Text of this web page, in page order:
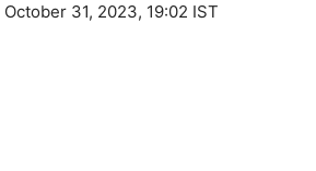
October 31, 2023, 19:02 IST